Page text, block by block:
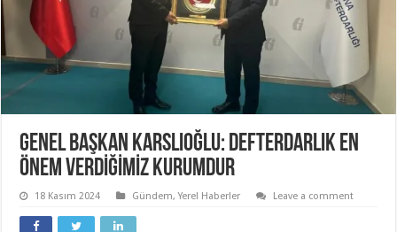
GENEL BAŞKAN KARSLIOĞLU: DEFTERDARLIK EN
ÖNEM VERDİĞİMİZ KURUMDUR
18 Kasım 2024 Gündem,Yerel Haberler Leave a comment